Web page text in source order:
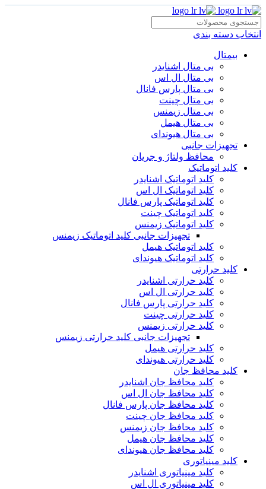
انتخاب دسته بندی
بیمتال
بی متال اشنایدر
بی متال ال اس
بی متال پارس فانال
بی متال چینت
بی متال زیمنس
بی متال هیمل
بی متال هیوندای
تجهیزات جانبی
محافظ ولتاژ و‌ جریان
کلید اتوماتیک
کلید اتوماتیک اشنایدر
کلید اتوماتیک ال اس
کلید اتوماتیک پارس فانال
کلید اتوماتیک چینت
کلید اتوماتیک زیمنس
تجهیزات جانبی کلید اتوماتیک زیمنس
کلید اتوماتیک هیمل
کلید اتوماتیک هیوندای
کلید حرارتی
کلید حرارتی اشنایدر
کلید حرارتی ال اس
کلید حرارتی پارس فانال
کلید حرارتی چینت
کلید حرارتی زیمنس
تجهیزات جانبی کلید حرارتی زیمنس
کلید حرارتی هیمل
کلید حرارتی هیوندای
کلید محافظ جان
کلید محافظ جان اشنایدر
کلید محافظ جان ال اس
کلید محافظ جان پارس فانال
کلید محافظ جان چینت
کلید محافظ جان زیمنس
کلید محافظ جان هیمل
کلید محافظ جان هیوندای
کلید مینیاتوری
کلید مینیاتوری اشنایدر
کلید مینیاتوری ال اس